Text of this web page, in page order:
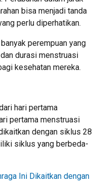
bisa menjadi tanda
perlu diperhatikan.
perempuan yang
durasi menstruasi
kesehatan mereka.
hari pertama
pertama menstruasi
dengan siklus 28
siklus yang berbeda-
Ini Dikaitkan dengan